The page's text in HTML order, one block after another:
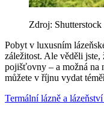
Zdroj: Shutterstock
Pobyt v luxusním
záležitost. Ale věděli
pojišťovny – a možná na
můžete v říjnu vydat
Termální lázně a lázeňství